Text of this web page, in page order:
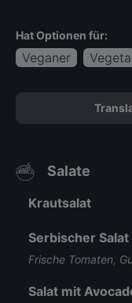
Hat Optionen für:
Veganer
Salate
Krautsalat
Serbischer Salat
Frische Tomaten,
Salat mit